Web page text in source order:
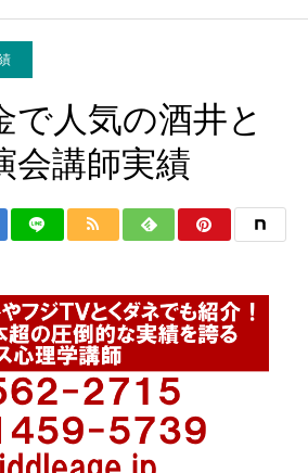
で人気の酒井と
会講師実績